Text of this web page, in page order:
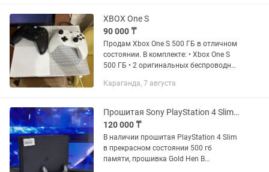
XBOX One S
90 000 ₸
Продам Xbox One S 500 ГБ в отличном
состоянии. В комплекте: • Xbox One S
500 ГБ • 2 оригинальных беспроводных
питания Консоль полностью исправна,
Караганда, 7 августа
Прошитая Sony PlayStation 4 Slim, 1 геймпад, 5 игр на выбор
120 000 ₸
В наличии прошитая PlayStation 4 Slim
в прекрасном состоянии 500 гб
памяти, прошивка Gold Hen В